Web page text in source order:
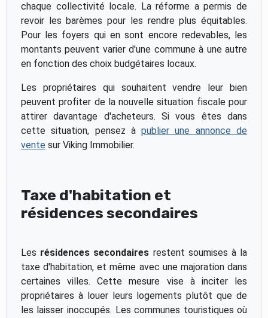
chaque collectivité locale. La réforme a permis de
revoir les barèmes pour les rendre plus équitables.
Pour les foyers qui en sont encore redevables, les
montants peuvent varier d'une commune à une autre
en fonction des choix budgétaires locaux.
Les propriétaires qui souhaitent vendre leur bien
peuvent profiter de la nouvelle situation fiscale pour
attirer davantage d'acheteurs. Si vous êtes dans
cette situation, pensez à publier une annonce de
vente sur Viking Immobilier.
Taxe d'habitation et
résidences secondaires
Les résidences secondaires restent soumises à la
taxe d'habitation, et même avec une majoration dans
certaines villes. Cette mesure vise à inciter les
propriétaires à louer leurs logements plutôt que de
les laisser inoccupés. Les communes touristiques où